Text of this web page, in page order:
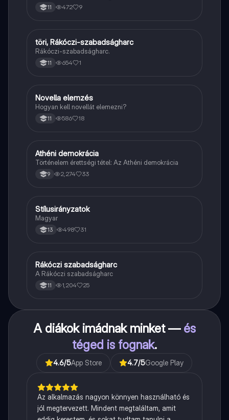
11 472 9
Töri
töri, Rákóczi-szabadságharc
Rákóczi-szabadságharc.
11 654 1
Magyar
Novella elemzés
Hogyan kell novellát elemezni?
11 586 18
Töri
Athéni demokrácia
Történelem érettségi tétel: Az Athéni demokrácia
9 2,274 33
Magyar
Stílusirányzatok
Magyar
13 498 31
Töri
Rákóczi szabadságharc
A Rákóczi szabadságharc
11 1,204 25
A diákok imádnak minket — és
téged is fognak.
4.6/5App Store 4.7/5Google Play
Az alkalmazás nagyon könnyen használható és
jól megtervezett. Mindent megtaláltam, amit